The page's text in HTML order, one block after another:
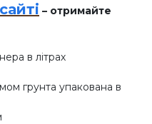
– отримайте
в літрах
грунта упакована в